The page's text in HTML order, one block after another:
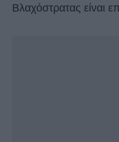
Βλαχόστρατας είναι